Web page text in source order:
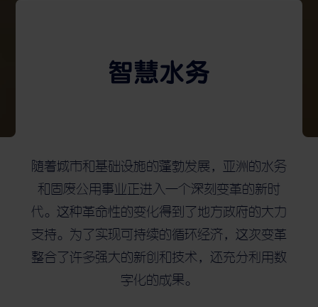
智慧水务
随着城市和基础设施的蓬勃发展，亚洲的水务
和固废公用事业正进入一个深刻变革的新时
代。这种革命性的变化得到了地方政府的大力
支持。为了实现可持续的循环经济，这次变革
整合了许多强大的新创和技术，还充分利用数
字化的成果。